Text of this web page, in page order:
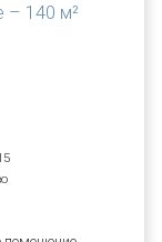
– 140 м²